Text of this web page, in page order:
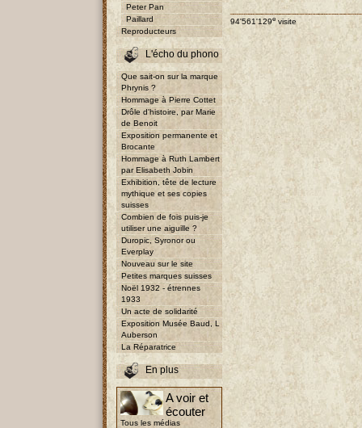
Peter Pan
Paillard
Reproducteurs
L'écho du phono
Que sait-on sur la marque
Phrynis ?
Hommage à Pierre Cottet
Drôle d'histoire, par Marie
de Benoit
Exposition permanente et
Brocante
Hommage à Ruth Lambert
par Elisabeth Jobin
Exhibition, tête de lecture
mythique et ses copies
suisses
Combien de fois puis-je
utiliser une aiguille ?
Duropic, Syronor ou
Everplay
Nouveau sur le site
Petites marques suisses
Noël 1932 - étrennes
1933
Un acte de solidarité
Exposition Musée Baud, L
Auberson
La Réparatrice
En plus
A voir et
écouter
Tous les médias
94'561'129e visite